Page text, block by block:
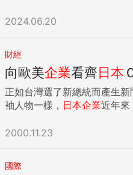
2024.06.20
財經
向歐美企業看齊日本
正如台灣選了新總統而產生
袖人物一樣， 日本企業近年來
2000.11.23
國際